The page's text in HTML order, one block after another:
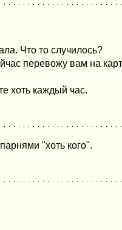
Что то случилось?
перевожу вам на
хоть каждый час.
"хоть кого".